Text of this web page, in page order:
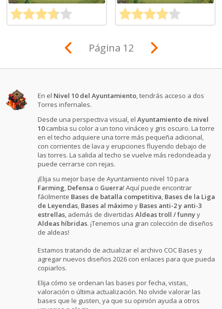
Página 12
En el Nivel 10 del Ayuntamiento, tendrás acceso a dos
Torres infernales.
Desde una perspectiva visual, elAyuntamiento de nivel
10cambia su color a un tono vináceo y gris oscuro. La torre
en el techo adquiere una torre más pequeña adicional,
con corrientes de lava y erupciones fluyendo debajo de
las torres. La salida al techo se vuelve más redondeada y
puede cerrarse con rejas.
¡Elija su mejor base de Ayuntamiento nivel 10 para
Farming, Defensa o Guerra! Aquí puede encontrar
fácilmente Bases de batalla competitiva, Bases de la Liga
de Leyendas, Bases al máximoy Bases anti-2 y anti-3
estrellas, además de divertidasAldeas troll / funnyy
Aldeas híbridas. ¡Tenemos una gran colección de diseños
de aldeas!
Estamos tratando de actualizar el archivo COC Bases y
agregar nuevos diseños 2026 con enlaces para que pueda
copiarlos.
Elija cómo se ordenan las bases por fecha, vistas,
valoración o última actualización. No olvide valorar las
bases que le gusten, ya que su opinión ayuda a otros